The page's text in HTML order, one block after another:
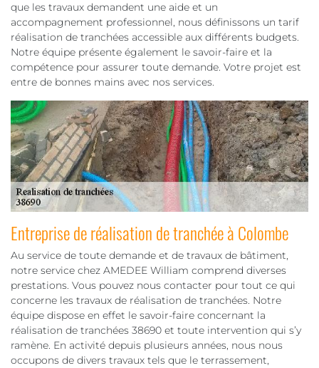
que les travaux demandent une aide et un
accompagnement professionnel, nous définissons un tarif
réalisation de tranchées accessible aux différents budgets.
Notre équipe présente également le savoir-faire et la
compétence pour assurer toute demande. Votre projet est
entre de bonnes mains avec nos services.
Entreprise de réalisation de tranchée à Colombe
Au service de toute demande et de travaux de bâtiment,
notre service chez AMEDEE William comprend diverses
prestations. Vous pouvez nous contacter pour tout ce qui
concerne les travaux de réalisation de tranchées. Notre
équipe dispose en effet le savoir-faire concernant la
réalisation de tranchées 38690 et toute intervention qui s’y
ramène. En activité depuis plusieurs années, nous nous
occupons de divers travaux tels que le terrassement,